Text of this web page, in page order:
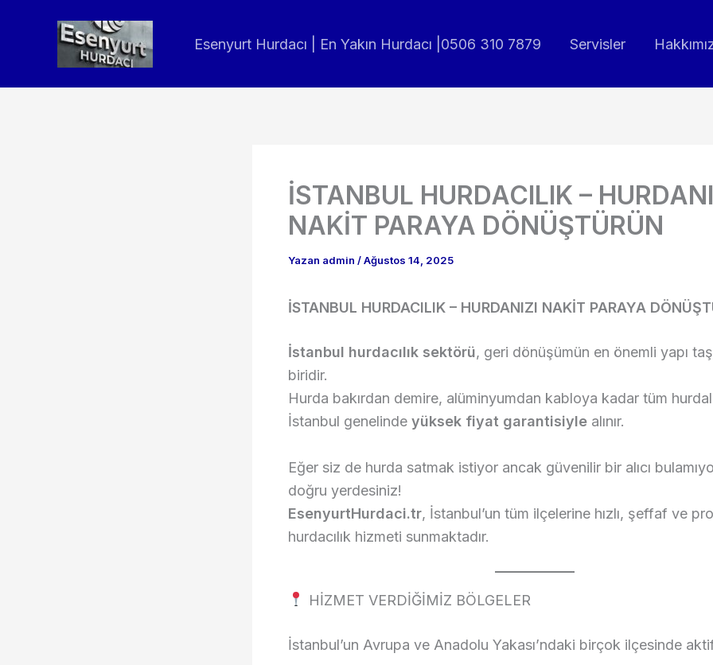
Esenyurt Hurdacı | En Yakın Hurdacı |0506 310 7879 Servisler
İSTANBUL HURDACILIK –
NAKİT PARAYA DÖNÜŞTÜRÜN
Yazan admin /Ağustos 14, 2025
İSTANBUL HURDACILIK – HURDANIZI NAKİT PARAYA
İstanbul hurdacılık sektörü, geri dönüşümün en önemli yapı
biridir.
Hurda bakırdan demire, alüminyumdan kabloya kadar tüm
İstanbul genelinde yüksek fiyat garantisiyle alınır.
Eğer siz de hurda satmak istiyor ancak güvenilir bir alıcı
doğru yerdesiniz!
EsenyurtHurdaci.tr, İstanbul’un tüm ilçelerine hızlı, şeffaf ve
hurdacılık hizmeti sunmaktadır.
HİZMET VERDİĞİMİZ BÖLGELER
İstanbul’un Avrupa ve Anadolu Yakası’ndaki birçok ilçesinde